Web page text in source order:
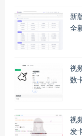
新
全
视
数
视
发